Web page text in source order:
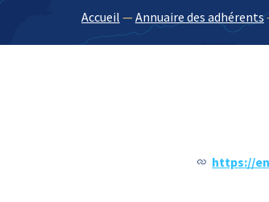
Accueil —Annuaire des adhérents
https://